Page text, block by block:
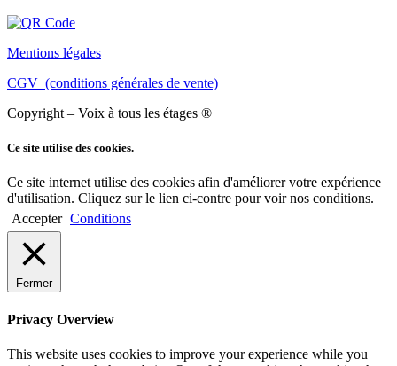
Mentions légales
CGV (conditions générales de vente)
Copyright – Voix à tous les étages ®
Ce site utilise des cookies.
Ce site internet utilise des cookies afin d'améliorer votre expérience
d'utilisation. Cliquez sur le lien ci-contre pour voir nos conditions.
Accepter Conditions
Fermer
Privacy Overview
This website uses cookies to improve your experience while you